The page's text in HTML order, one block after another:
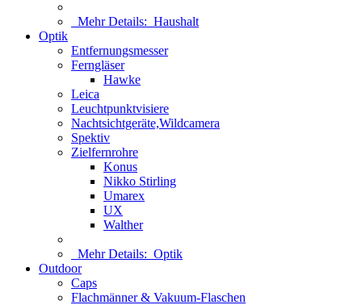
Mehr Details: Haushalt
Optik
Entfernungsmesser
Ferngläser
Hawke
Leica
Leuchtpunktvisiere
Nachtsichtgeräte,Wildcamera
Spektiv
Zielfernrohre
Konus
Nikko Stirling
Umarex
UX
Walther
Mehr Details: Optik
Outdoor
Caps
Flachmänner & Vakuum-Flaschen